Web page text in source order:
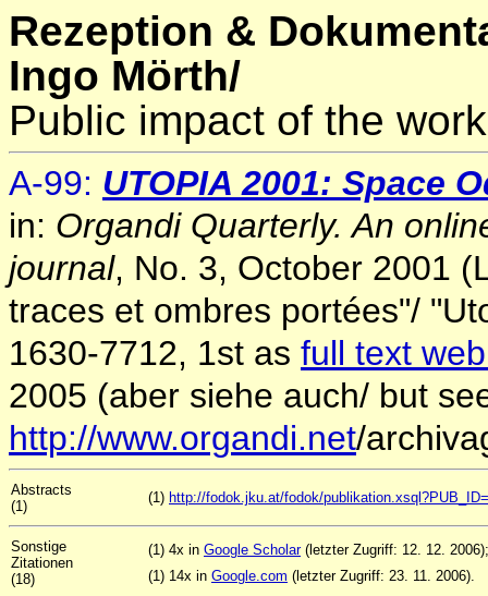
Rezeption &
Ingo Mörth/
Public impact of the
A-99: UTOPIA 2001: Space
in: Organdi Quarterly. An
journal, No. 3, October 2001
traces et ombres portées"/
1630-7712, 1st as full text
2005 (aber siehe auch/ but
http://www.organdi.net/
Abstracts
(1)
(1) http://fodok.jku.at/fodok/
Sonstige
Zitationen
(18)
(1) 4x in Google Scholar(letzter Zugriff: 12. 12. 2006);
(1) 14x in Google.com (letzter Zugriff: 23. 11. 2006).